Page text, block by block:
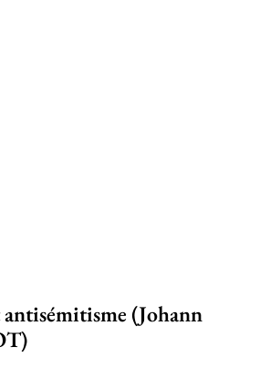
antisémitisme (Johann